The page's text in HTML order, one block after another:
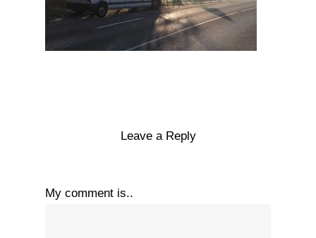
Leave a Reply
My comment is..